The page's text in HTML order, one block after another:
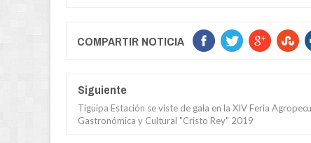
COMPARTIR NOTICIA
Siguiente
Tigüipa Estación se viste de gala en la XIV Feria
Gastronómica y Cultural "Cristo Rey" 2019